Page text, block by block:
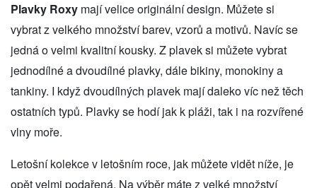
Plavky Roxy mají velice originální design. Můžete si
vybrat z velkého množství barev, vzorů a motivů. Navíc se
jedná o velmi kvalitní kousky. Z plavek si můžete vybrat
jednodílné a dvoudílné plavky, dále bikiny, monokiny a
tankiny. I když dvoudílných plavek mají daleko víc než těch
ostatních typů. Plavky se hodí jak k pláži, tak i na rozvířené
vlny moře.
Letošní kolekce v letošním roce, jak můžete vidět níže, je
opět velmi podařená. Na výběr máte z velké množství